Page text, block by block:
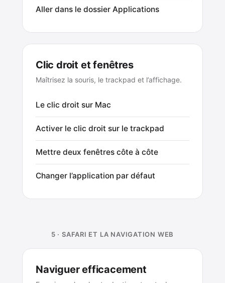
Aller dans le dossier Applications
Clic droit et fenêtres
Maîtrisez la souris, le trackpad et l’affichage.
Le clic droit sur Mac
Activer le clic droit sur le trackpad
Mettre deux fenêtres côte à côte
Changer l’application par défaut
5 · SAFARI ET LA NAVIGATION WEB
Naviguer efficacement